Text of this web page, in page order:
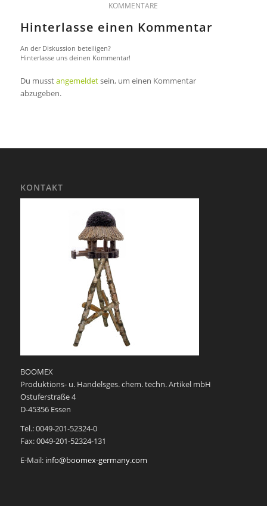
KOMMENTARE
Hinterlasse einen Kommentar
An der Diskussion beteiligen?
Hinterlasse uns deinen Kommentar!
Du musstangemeldetsein, um einen Kommentar
abzugeben.
KONTAKT
BOOMEX
Produktions- u. Handelsges. chem. techn. Artikel mbH
Ostuferstraße 4
D-45356 Essen
Tel.: 0049-201-52324-0
Fax: 0049-201-52324-131
E-Mail: info@boomex-germany.com